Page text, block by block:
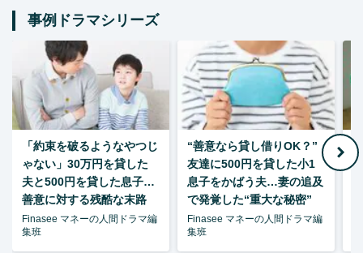
事例ドラマシリーズ
「約束を破るようなやつじ
ゃない」30万円を貸した
夫と500円を貸した息子…
善意に対する残酷な末路
Finasee マネーの人間ドラマ編
集班
“善意なら貸し借りOK？”
友達に500円を貸した小1
息子をかばう夫…妻の追及
で発覚した“重大な秘密”
Finasee マネーの人間ドラマ編
集班